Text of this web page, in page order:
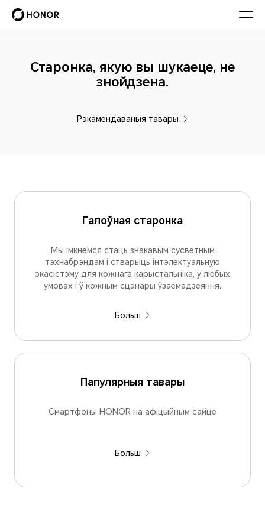
Старонка, якую вы шукаеце, не
знойдзена.
Рэкамендаваныя тавары
Галоўная старонка
Мы імкнемся стаць знакавым сусветным
тэхнабрэндам і стварыць інтэлектуальную
экасістэму для кожнага карыстальніка, у любых
умовах і ў кожным сцэнары ўзаемадзеяння.
Больш
Папулярныя тавары
Смартфоны HONOR на афіцыйным сайце
Больш